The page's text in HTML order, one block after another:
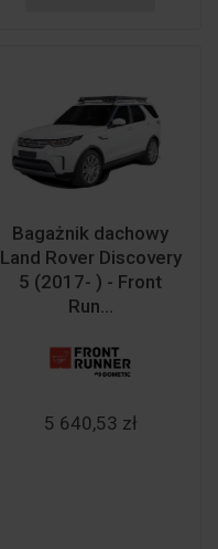
Bagażnik dachowy
Land Rover Discovery
5 (2017- ) - Front
Run...
5 640,53 zł